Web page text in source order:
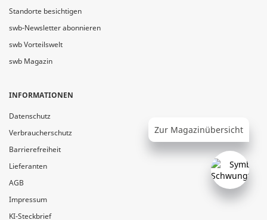
Zur Magazinübersicht
Standorte besichtigen
swb-Newsletter abonnieren
swb Vorteilswelt
swb Magazin
INFORMATIONEN
Datenschutz
Verbraucherschutz
Barrierefreiheit
Lieferanten
AGB
Impressum
KI-Steckbrief